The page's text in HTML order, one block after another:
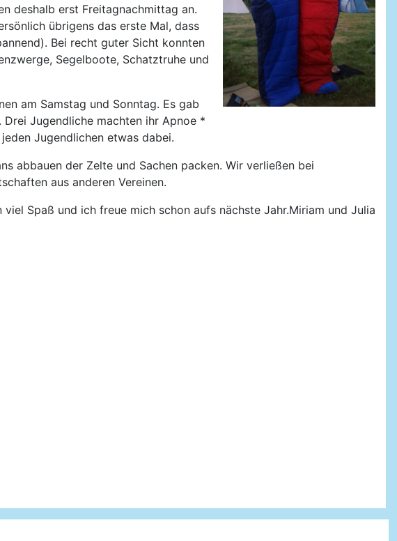
deshalb erst Freitagnachmittag an.
übrigens das erste Mal, dass
Bei recht guter Sicht konnten
Segelboote, Schatztruhe und
am Samstag und Sonntag. Es gab
Drei Jugendliche machten ihr Apnoe *
Jugendlichen etwas dabei.
abbauen der Zelte und Sachen packen. Wir verließen bei
aus anderen Vereinen.
viel Spaß und ich freue mich schon aufs nächste Jahr.Miriam und Julia